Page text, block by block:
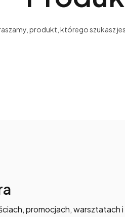
produkt, którego szukasz
promocjach, warsztatach i